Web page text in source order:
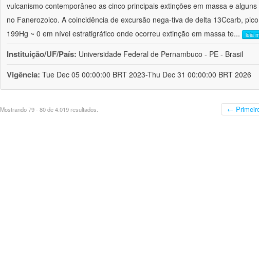
vulcanismo contemporâneo as cinco principais extinções em massa e
no Fanerozoico. A coincidência de excursão nega-tiva de delta 13Ccarb,
199Hg ~ 0 em nível estratigráfico onde ocorreu extinção em massa te... leia
Instituição/UF/País: Universidade Federal de Pernambuco - PE - Brasil
Vigência: Tue Dec 05 00:00:00 BRT 2023-Thu Dec 31 00:00:00 BRT 2026
Mostrando 79 - 80 de 4.019 resultados. ←